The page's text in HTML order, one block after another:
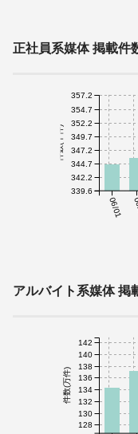
正社員系媒体 掲載件
06/01
件数(千件)
339.6
342.2
344.7
347.2
349.7
352.2
354.7
357.2
アルバイト系媒体 掲
件数(万件)
128
130
132
134
136
138
140
142